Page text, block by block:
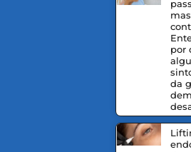
mas
por
da